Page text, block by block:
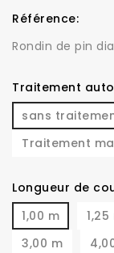
Référence:
Rondin de pin
Traitement
sans
Traitement
Longueur de
1,00 m
1,25
3,00 m